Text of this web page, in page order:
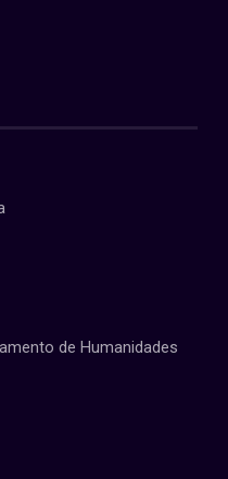
de Humanidades